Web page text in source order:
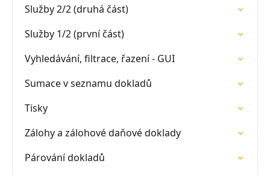
Služby 2/2 (druhá část)
Služby 1/2 (první část)
Vyhledávání, filtrace, řazení - GUI
Sumace v seznamu dokladů
Tisky
Zálohy a zálohové daňové doklady
Párování dokladů